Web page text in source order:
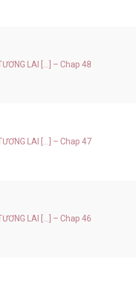
LAI [...] – Chap 48
LAI [...] – Chap 47
LAI [...] – Chap 46